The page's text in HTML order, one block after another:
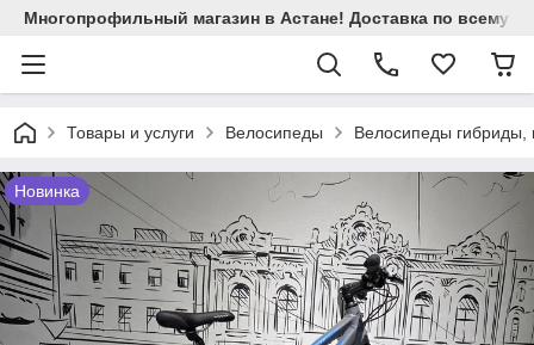
Многопрофильный магазин в Астане! Доставка по всему
Товары и услуги Велосипеды Велосипеды гибриды,
Новинка